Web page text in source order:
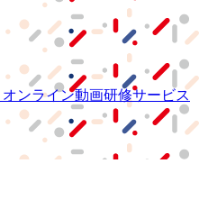
オンライン動画研修サービス